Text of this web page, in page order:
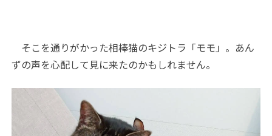
そこを通りがかった相棒猫のキジトラ「モモ」。あん
ずの声を心配して見に来たのかもしれません。